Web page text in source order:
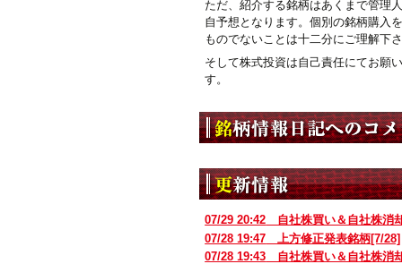
ただ、紹介する銘柄はあくまで管理
自予想となります。個別の銘柄購入
ものでないことは十二分にご理解下
そして株式投資は自己責任にてお願
す。
07/29 20:42 自社株買い＆自社株消
07/28 19:47 上方修正発表銘柄[7/28]
07/28 19:43 自社株買い＆自社株消